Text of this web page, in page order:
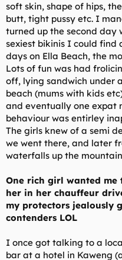
soft skin, shape of hips,
butt, tight pussy etc. I
turned up the second
sexiest bikinis I could find
days on Ella Beach, the
Lots of fun was had
off, lying sandwich under
beach (mums with kids
and eventually one expat
behaviour was entirley
The girls knew of a semi
we went there, and later
waterfalls up the
One rich girl wanted
her in her chauffeur
my protectors jealously
contenders LOL
I once got talking to a
bar at a hotel in Kaweng